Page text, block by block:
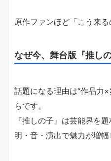
原作ファンほど「こう来る
なぜ今、舞台版『推し
話題になる理由は“作品力
らです。
『推しの子』は芸能界を
明・音・演出で魅力が増幅